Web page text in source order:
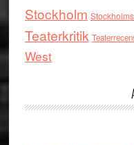
Stockholm
Teaterkritik
West